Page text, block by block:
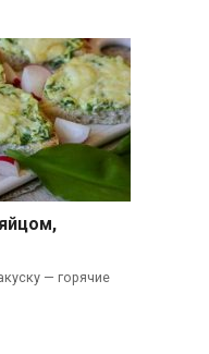
— горячие